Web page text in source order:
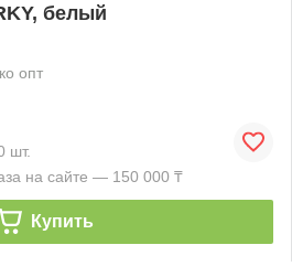
белый
опт
шт.
на сайте — 150 000 ₸
Купить